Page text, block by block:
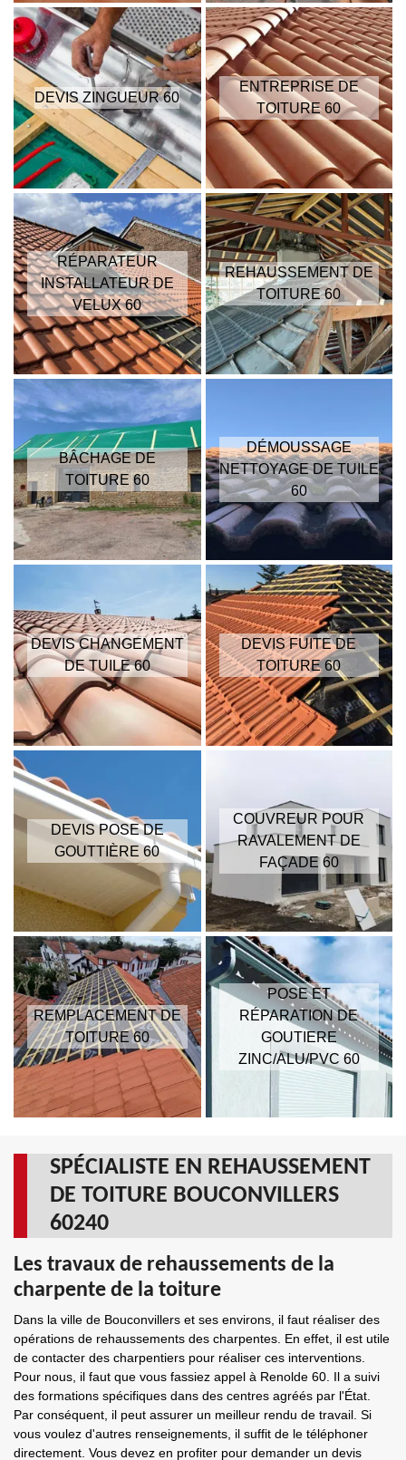
DEVIS ZINGUEUR 60
ENTREPRISE DE
TOITURE 60
RÉPARATEUR
INSTALLATEUR DE
VELUX 60
REHAUSSEMENT DE
TOITURE 60
BÂCHAGE DE
TOITURE 60
DÉMOUSSAGE
NETTOYAGE DE TUILE
60
DEVIS CHANGEMENT
DE TUILE 60
DEVIS FUITE DE
TOITURE 60
DEVIS POSE DE
GOUTTIÈRE 60
COUVREUR POUR
RAVALEMENT DE
FAÇADE 60
REMPLACEMENT DE
TOITURE 60
POSE ET
RÉPARATION DE
GOUTIERE
ZINC/ALU/PVC 60
SPÉCIALISTE EN REHAUSSEMENT
DE TOITURE BOUCONVILLERS
60240
Les travaux de rehaussements de la
charpente de la toiture
Dans la ville de Bouconvillers et ses environs, il faut réaliser des
opérations de rehaussements des charpentes. En effet, il est utile
de contacter des charpentiers pour réaliser ces interventions.
Pour nous, il faut que vous fassiez appel à Renolde 60. Il a suivi
des formations spécifiques dans des centres agréés par l'État.
Par conséquent, il peut assurer un meilleur rendu de travail. Si
vous voulez d'autres renseignements, il suffit de le téléphoner
directement. Vous devez en profiter pour demander un devis